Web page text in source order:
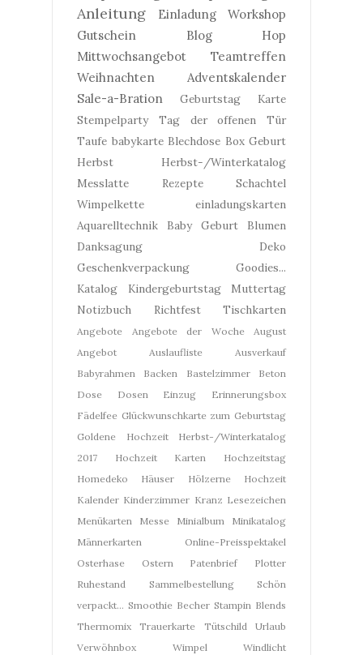
Anleitung
Einladung
Workshop
Gutschein
Blog Hop
Mittwochsangebot
Teamtreffen
Weihnachten
Adventskalender
Sale-a-Bration
Geburtstag
Karte
Stempelparty
Tag der offenen Tür
Taufe babykarte Blechdose Box Geburt
Herbst
Herbst-/Winterkatalog
Messlatte
Rezepte
Schachtel
Wimpelkette
einladungskarten
Aquarelltechnik
Baby Geburt
Blumen
Danksagung
Deko
Geschenkverpackung
Goodies...
Katalog
Kindergeburtstag
Muttertag
Notizbuch
Richtfest Tischkarten
Angebote Angebote der Woche
August
Angebot
Auslaufliste
Ausverkauf
Babyrahmen
Backen Bastelzimmer
Beton
Dose
Dosen Einzug
Erinnerungsbox
Fädelfee Glückwunschkarte zum Geburtstag
Goldene Hochzeit
Herbst-/Winterkatalog
2017
Hochzeit Karten
Hochzeitstag
Homedeko
Häuser
Hölzerne Hochzeit
Kalender Kinderzimmer Kranz Lesezeichen
Menükarten
Messe Minialbum
Minikatalog
Männerkarten
Online-Preisspektakel
Osterhase
Ostern Patenbrief
Plotter
Ruhestand
Sammelbestellung
Schön
verpackt... Smoothie Becher Stampin Blends
Thermomix
Trauerkarte Tütschild
Urlaub
Verwöhnbox
Wimpel
Windlicht